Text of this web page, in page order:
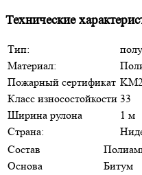
Технические
Тип:
Материал:
Пожарный сертификат
Класс износостойкости 33
Ширина рулона
1 м
Страна:
Состав
Основа
Битум